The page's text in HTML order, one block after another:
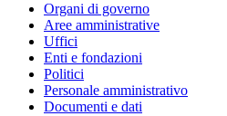
Organi di governo
Aree amministrative
Uffici
Enti e fondazioni
Politici
Personale amministrativo
Documenti e dati